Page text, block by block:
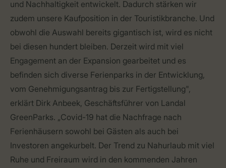
und Nachhaltigkeit entwickelt. Dadurch stärken wir
zudem unsere Kaufposition in der Touristikbranche. Und
obwohl die Auswahl bereits gigantisch ist, wird es nicht
bei diesen hundert bleiben. Derzeit wird mit viel
Engagement an der Expansion gearbeitet und es
befinden sich diverse Ferienparks in der Entwicklung,
vom Genehmigungsantrag bis zur Fertigstellung",
erklärt Dirk Anbeek, Geschäftsführer von Landal
GreenParks. „Covid-19 hat die Nachfrage nach
Ferienhäusern sowohl bei Gästen als auch bei
Investoren angekurbelt. Der Trend zu Nahurlaub mit viel
Ruhe und Freiraum wird in den kommenden Jahren